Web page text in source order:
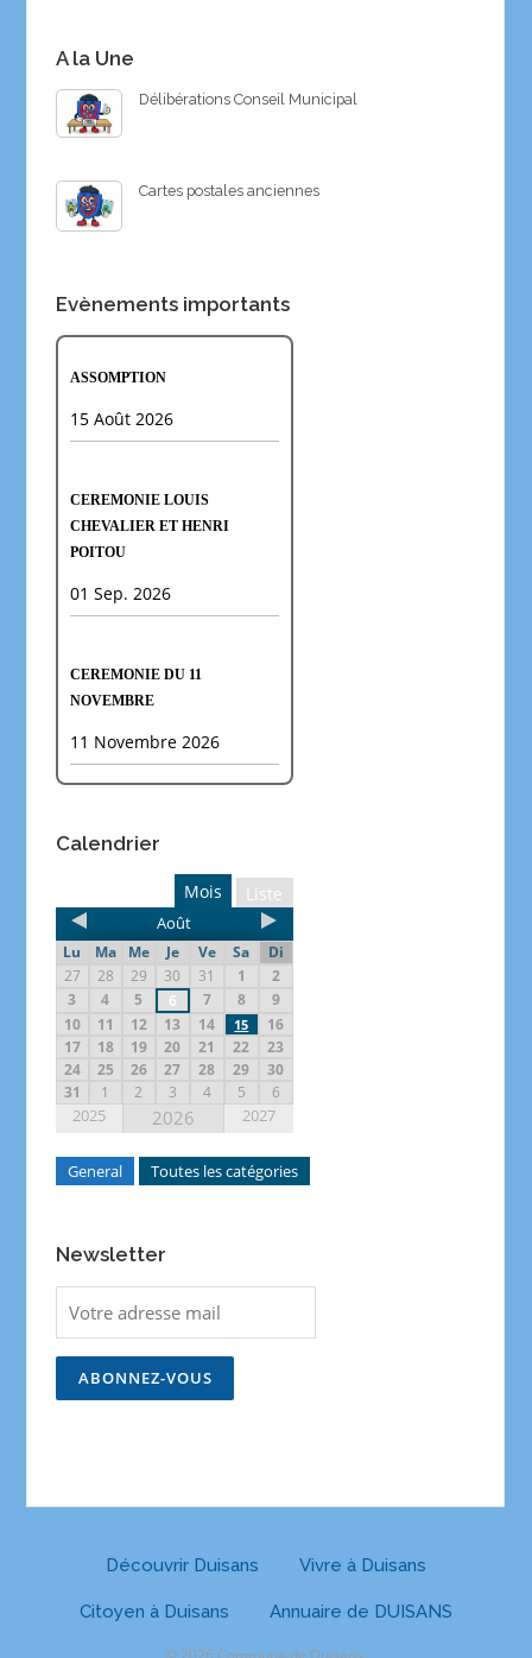
A la Une
Délibérations Conseil Municipal
Cartes postales anciennes
Evènements importants
ASSOMPTION
15 Août 2026
CEREMONIE LOUIS
CHEVALIER ET HENRI
POITOU
01 Sep. 2026
CEREMONIE DU 11
NOVEMBRE
11 Novembre 2026
Calendrier
Liste
Mois
Août
Lu Ma Me Je Ve Sa
Di
27
28 29 30 31 1
2
3
4 5 6 7 8
9
10
11 12 13 14 15
16
17
18 19 20 21 22
23
24
25 26 27 28 29
30
31
1 2 3 4 5 6
2025 2026 2027
General Toutes les catégories
Newsletter
Découvrir Duisans Vivre à Duisans
Citoyen à Duisans Annuaire de DUISANS